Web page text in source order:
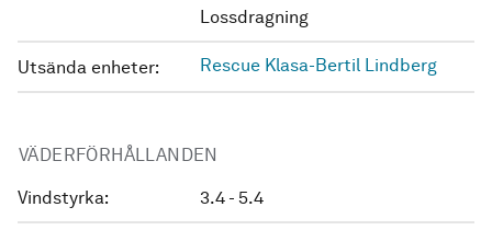
Lossdragning
Utsända enheter: Rescue Klasa-Bertil Lindberg
VÄDERFÖRHÅLLANDEN
Vindstyrka: 3.4 - 5.4